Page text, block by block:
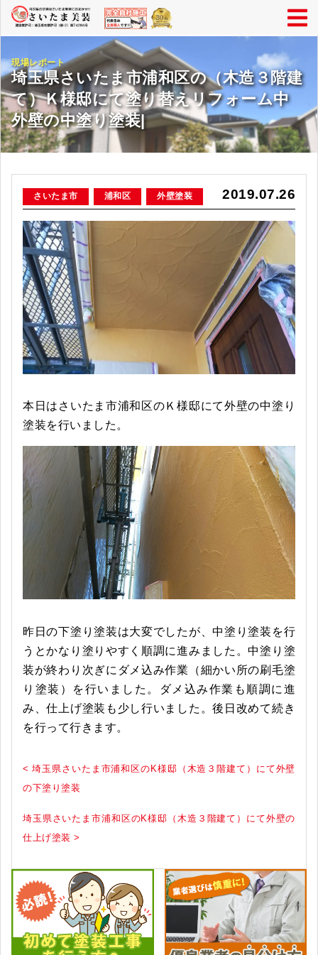
現場レポート
埼玉県さいたま市浦和区の（木造３階建
て）Ｋ様邸にて塗り替えリフォーム中
外壁の中塗り塗装|
2019.07.26
さいたま市 浦和区 外壁塗装
本日はさいたま市浦和区のＫ様邸にて外壁の中塗り
塗装を行いました。
昨日の下塗り塗装は大変でしたが、中塗り塗装を行
うとかなり塗りやすく順調に進みました。中塗り塗
装が終わり次ぎにダメ込み作業（細かい所の刷毛塗
り塗装）を行いました。ダメ込み作業も順調に進
み、仕上げ塗装も少し行いました。後日改めて続き
を行って行きます。
< 埼玉県さいたま市浦和区のK様邸（木造３階建て）にて外壁
の下塗り塗装
埼玉県さいたま市浦和区のK様邸（木造３階建て）にて外壁の
仕上げ塗装 >